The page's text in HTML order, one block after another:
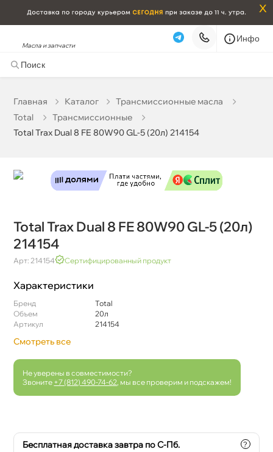
x
Масла и запчасти
Инфо
Главная Катало
Трансмиссионные масла
Total
Трансмиссионные
Total Trax Dual 8 FE 80W90 GL-5 (20л) 214154
Total Trax Dual 8 FE 80W90 GL-5 (20л)
214154
Арт: 214154 Сертифицированный продукт
Характеристики
Бренд
Total
Объем
20л
Артикул
214154
Смотреть все
Не уверены в совместимости?
Звоните +7 (812) 490-74-62 , мы все проверим и подскажем!
Бесплатная доставка завтра по С-Пб. ?
Бесплатная Сегодня, 10.08 (при заказе от 2000₽)
Самовывоз